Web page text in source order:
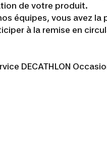
de votre produit.
équipes, vous avez la
à la remise en
DECATHLON